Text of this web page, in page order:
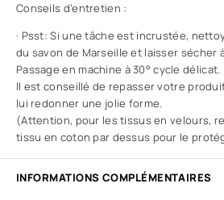
Conseils d’entretien :
· Psst: Si une tâche est incrustée,
du savon de Marseille et laisser sécher
Passage en machine à 30° cycle délicat.
Il est conseillé de repasser votre
lui redonner une jolie forme.
(Attention, pour les tissus en velours,
tissu en coton par dessus pour le
INFORMATIONS COMPLÉMENTAIRES